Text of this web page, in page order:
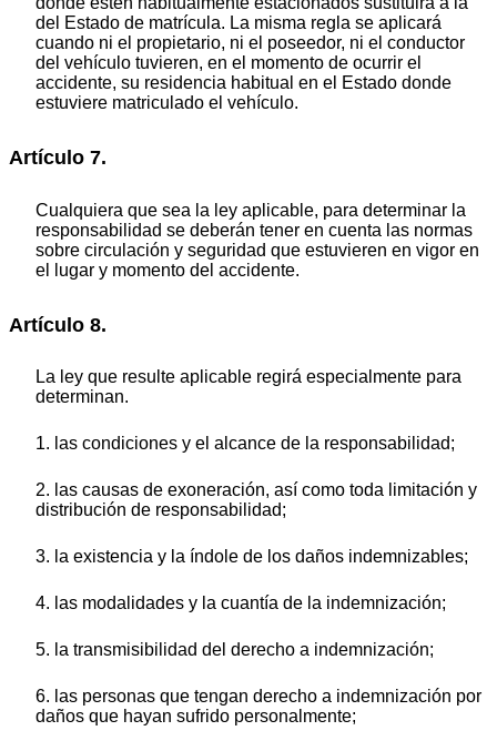
del Estado de matrícula. La misma regla se aplicará
cuando ni el propietario, ni el poseedor, ni el conductor
del vehículo tuvieren, en el momento de ocurrir el
accidente, su residencia habitual en el Estado donde
estuviere matriculado el vehículo.
Artículo 7.
Cualquiera que sea la ley aplicable, para determinar la
responsabilidad se deberán tener en cuenta las normas
sobre circulación y seguridad que estuvieren en vigor en
el lugar y momento del accidente.
Artículo 8.
La ley que resulte aplicable regirá especialmente para
determinan.
1. las condiciones y el alcance de la responsabilidad;
2. las causas de exoneración, así como toda limitación y
distribución de responsabilidad;
3. la existencia y la índole de los daños indemnizables;
4. las modalidades y la cuantía de la indemnización;
5. la transmisibilidad del derecho a indemnización;
6. las personas que tengan derecho a indemnización por
daños que hayan sufrido personalmente;